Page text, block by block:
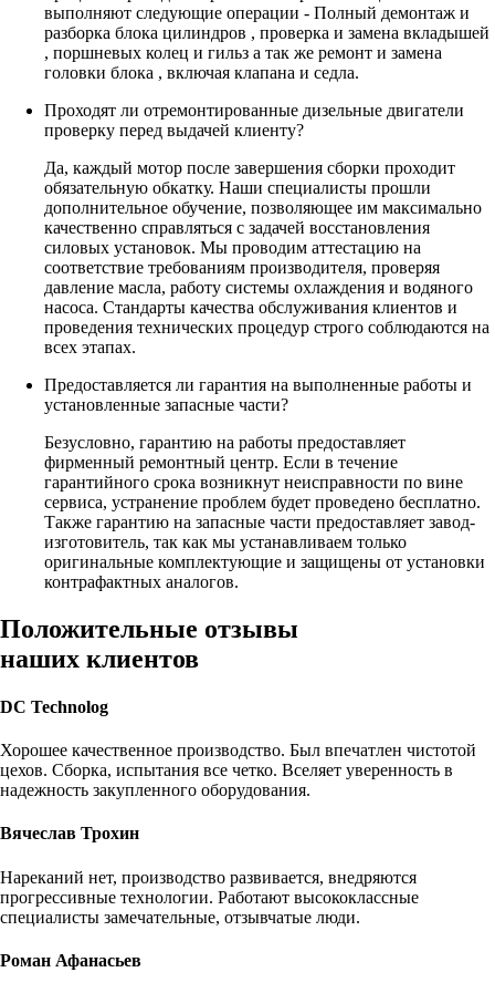
выполняют следующие операции - Полный демонтаж и
разборка блока цилиндров , проверка и замена вкладышей
, поршневых колец и гильз а так же ремонт и замена
головки блока , включая клапана и седла.
Проходят ли отремонтированные дизельные двигатели
проверку перед выдачей клиенту?
Да, каждый мотор после завершения сборки проходит
обязательную обкатку. Наши специалисты прошли
дополнительное обучение, позволяющее им максимально
качественно справляться с задачей восстановления
силовых установок. Мы проводим аттестацию на
соответствие требованиям производителя, проверяя
давление масла, работу системы охлаждения и водяного
насоса. Стандарты качества обслуживания клиентов и
проведения технических процедур строго соблюдаются на
всех этапах.
Предоставляется ли гарантия на выполненные работы и
установленные запасные части?
Безусловно, гарантию на работы предоставляет
фирменный ремонтный центр. Если в течение
гарантийного срока возникнут неисправности по вине
сервиса, устранение проблем будет проведено бесплатно.
Также гарантию на запасные части предоставляет завод-
изготовитель, так как мы устанавливаем только
оригинальные комплектующие и защищены от установки
контрафактных аналогов.
Положительные отзывы
наших клиентов
DC Technolog
Хорошее качественное производство. Был впечатлен чистотой
цехов. Сборка, испытания все четко. Вселяет уверенность в
надежность закупленного оборудования.
Вячеслав Трохин
Нареканий нет, производство развивается, внедряются
прогрессивные технологии. Работают высококлассные
специалисты замечательные, отзывчатые люди.
Роман Афанасьев